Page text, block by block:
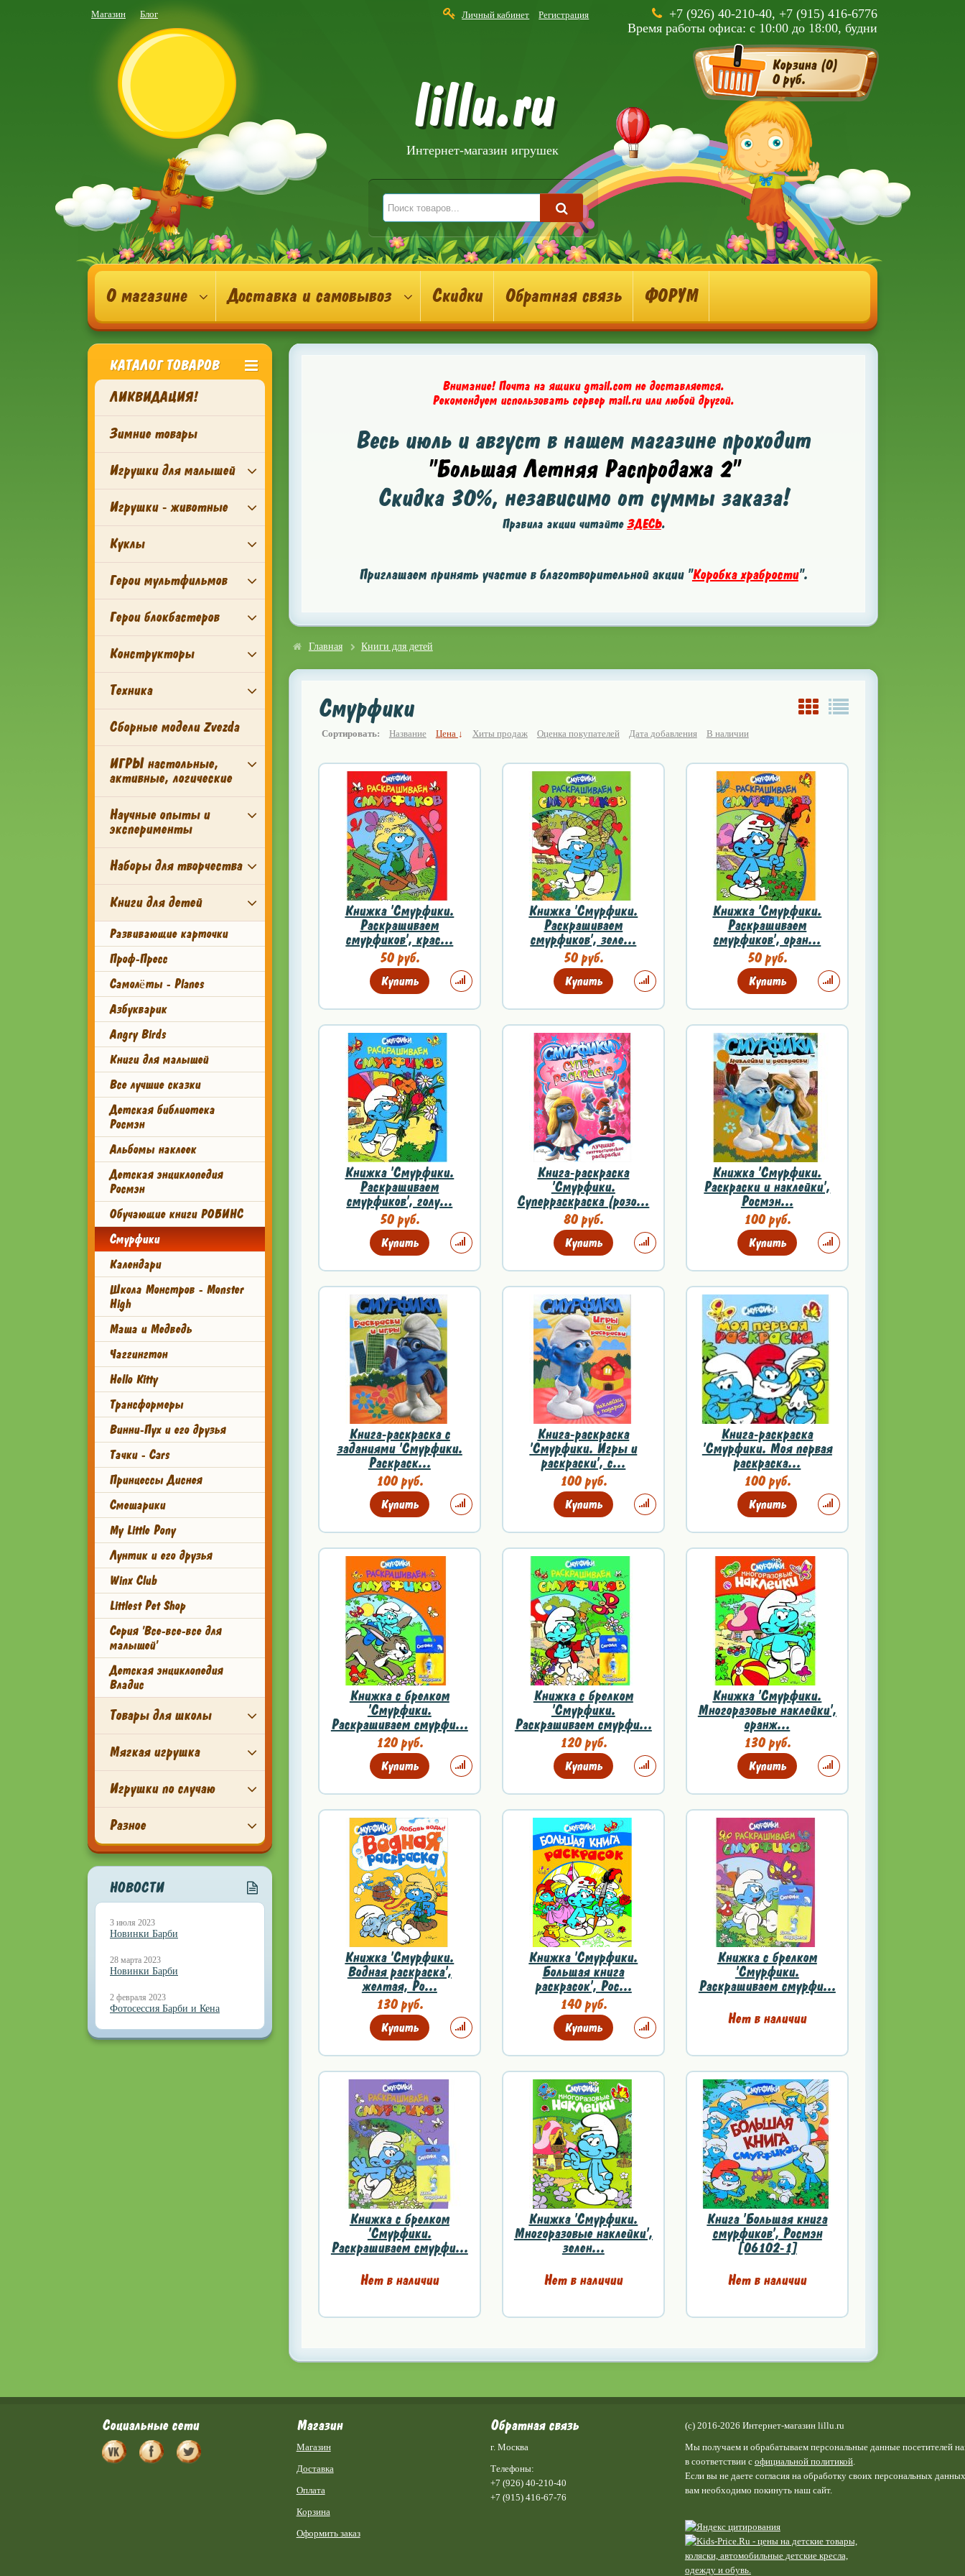
Магазин Блог Личный кабинет Регистрация
+7 (926) 40-210-40, +7 (915) 416-6776
Время работы офиса: с 10:00 до 18:00, будни
lillu.ru
Интернет-магазин игрушек
Корзина (0)
0 руб.
О магазине Доставка и самовывоз Скидки Обратная связь ФОРУМ
КАТАЛОГ ТОВАРОВ
ЛИКВИДАЦИЯ!
Зимние товары
Игрушки для малышей
Игрушки - животные
Куклы
Герои мультфильмов
Герои блокбастеров
Конструкторы
Техника
Сборные модели Zvezda
ИГРЫ настольные,
активные, логические
Научные опыты и
эксперименты
Наборы для творчества
Книги для детей
Развивающие карточки
Проф-Пресс
Самолёты - Planes
Азбукварик
Angry Birds
Книги для малышей
Все лучшие сказки
Детская библиотека
Росмэн
Альбомы наклеек
Детская энциклопедия
Росмэн
Обучающие книги РОБИНС
Смурфики
Календари
Школа Монстров - Monster
High
Маша и Медведь
Чаггингтон
Hello Kitty
Трансформеры
Винни-Пух и его друзья
Тачки - Cars
Принцессы Диснея
Смешарики
My Little Pony
Лунтик и его друзья
Winx Club
Littlest Pet Shop
Серия 'Все-все-все для
малышей'
Детская энциклопедия
Владис
Товары для школы
Мягкая игрушка
Игрушки по случаю
Разное
НОВОСТИ
3 июля 2023
Новинки Барби
28 марта 2023
Новинки Барби
2 февраля 2023
Фотосессия Барби и Кена
Внимание! Почта на ящики gmail.com не доставляется.
Рекомендуем использовать сервер mail.ru или любой другой.
Весь июль и август в нашем магазине проходит
"Большая Летняя Распродажа 2"
Скидка 30%, независимо от суммы заказа!
Правила акции читайтеЗДЕСЬ.
Приглашаем принять участие в благотворительной акции "Коробка храбрости".
Главная Книги для детей
Смурфики
Сортировать: Название Цена ↓ Хиты продаж Оценка покупателей Дата добавления В наличии
Книжка 'Смурфики.
Раскрашиваем
смурфиков', крас...
50 руб.
Купить
Книжка 'Смурфики.
Раскрашиваем
смурфиков', зеле...
50 руб.
Купить
Книжка 'Смурфики.
Раскрашиваем
смурфиков', оран...
50 руб.
Купить
Книжка 'Смурфики.
Раскрашиваем
смурфиков', голу...
50 руб.
Купить
Книга-раскраска
'Смурфики.
Суперраскраска (розо...
80 руб.
Купить
Книжка 'Смурфики.
Раскраски и наклейки',
Росмэн...
100 руб.
Купить
Книга-раскраска с
заданиями 'Смурфики.
Раскраск...
100 руб.
Купить
Книга-раскраска
'Смурфики. Игры и
раскраски', с...
100 руб.
Купить
Книга-раскраска
'Смурфики. Моя первая
раскраска...
100 руб.
Купить
Книжка с брелком
'Смурфики.
Раскрашиваем смурфи...
120 руб.
Купить
Книжка с брелком
'Смурфики.
Раскрашиваем смурфи...
120 руб.
Купить
Книжка 'Смурфики.
Многоразовые наклейки',
оранж...
130 руб.
Купить
Книжка 'Смурфики.
Водная раскраска',
желтая, Ро...
130 руб.
Купить
Книжка 'Смурфики.
Большая книга
раскрасок', Рос...
140 руб.
Купить
Книжка с брелком
'Смурфики.
Раскрашиваем смурфи...
Нет в наличии
Книжка с брелком
'Смурфики.
Раскрашиваем смурфи...
Нет в наличии
Книжка 'Смурфики.
Многоразовые наклейки',
зелен...
Нет в наличии
Книга 'Большая книга
смурфиков', Росмэн
[06102-1]
Нет в наличии
Социальные сети Магазин
Магазин
Доставка
Оплата
Корзина
Оформить заказ
Обратная связь
г. Москва
Телефоны:
+7 (926) 40-210-40
+7 (915) 416-67-76
(c) 2016-2026 Интернет-магазин lillu.ru
Мы получаем и обрабатываем персональные данные посетителей
в соответствии с официальной политикой.
Если вы не даете согласия на обработку своих персональных
вам необходимо покинуть наш сайт.